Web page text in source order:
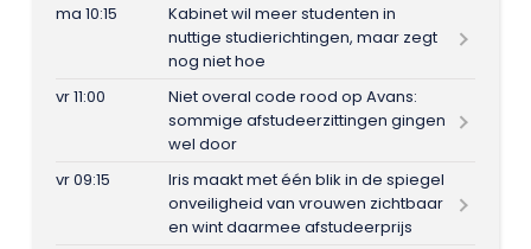
ma 10:15
Kabinet wil meer studenten in
nuttige studierichtingen, maar zegt
nog niet hoe
vr 11:00
Niet overal code rood op Avans:
sommige afstudeerzittingen gingen
wel door
vr 09:15
Iris maakt met één blik in de spiegel
onveiligheid van vrouwen zichtbaar
en wint daarmee afstudeerprijs